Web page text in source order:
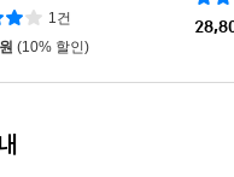
1건
원 (10% 할인)